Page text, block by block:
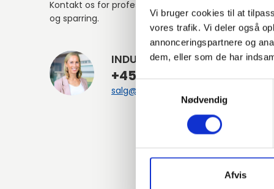
Vi bruger cookies til at
vores trafik. Vi deler også
annonceringspartnere og
dem, eller som de har
Nødvendig
Afvis
Kontakt os for professionel rådgivning
og sparring.
INDURA DK
+45 97 13 32 44
salg@indura.com